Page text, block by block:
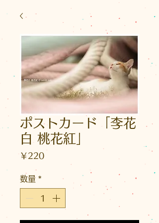
ポストカード「李花
白 桃花紅」
￥220価
数量 *